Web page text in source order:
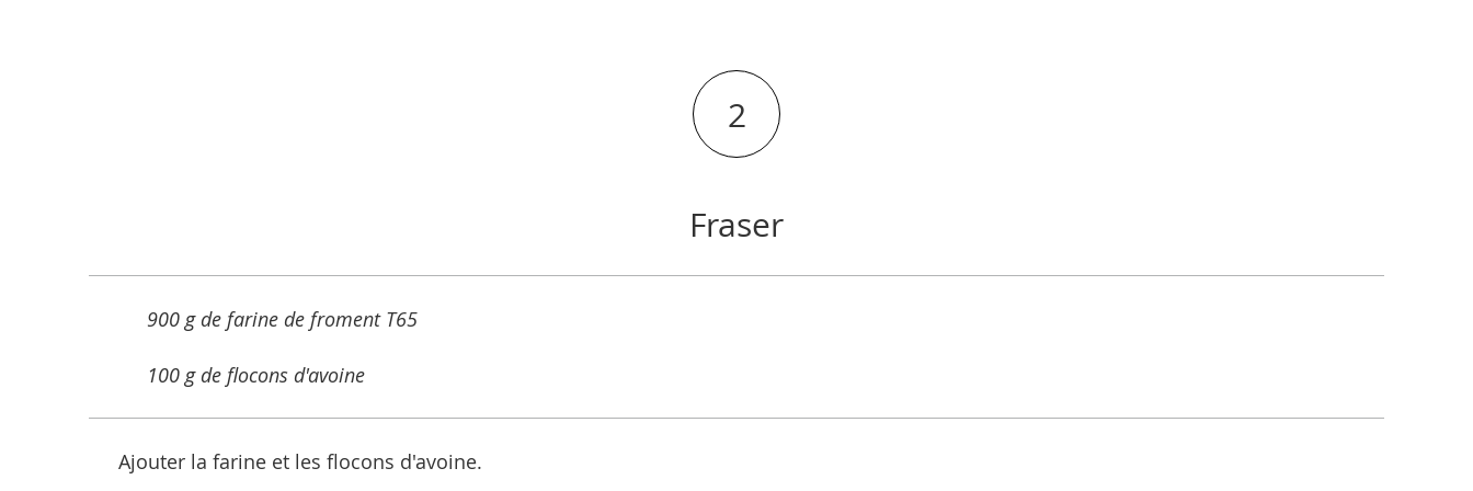
2
Fraser
900 g de farine de froment T65
100 g de flocons d'avoine
Ajouter la farine et les flocons d'avoine.